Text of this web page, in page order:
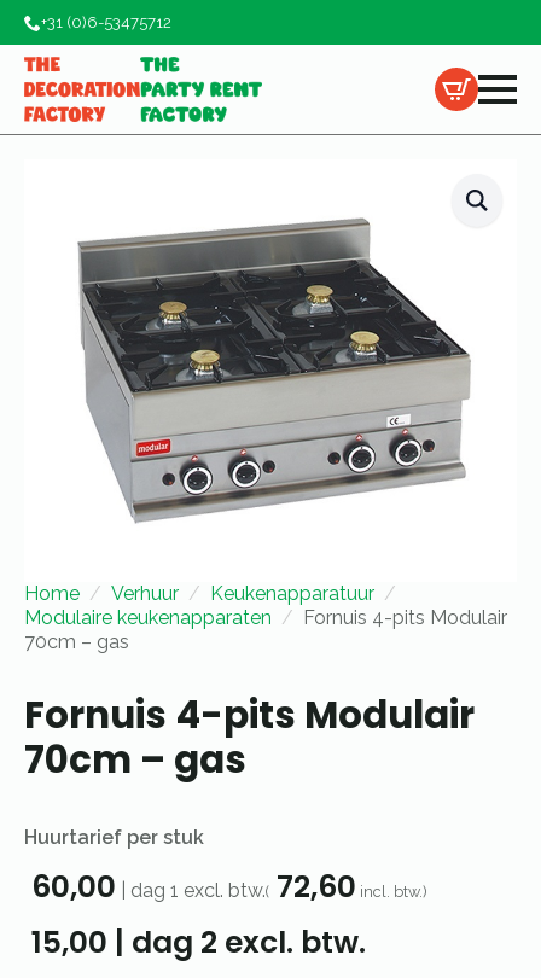
+31 (0)6-53475712
Home Verhuur
Keukenapparatuur
Modulaire keukenapparaten
Fornuis 4-pits Modulair
70cm – gas
Fornuis 4-pits Modulair
70cm – gas
Huurtarief per stuk
60,00 dag 1 excl. btw.( 72,60 incl. btw.)
15,00 | dag 2 excl. btw.